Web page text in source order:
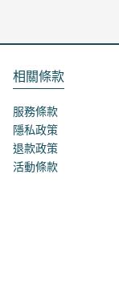
相關條款
服務條款
隱私政策
退款政策
活動條款